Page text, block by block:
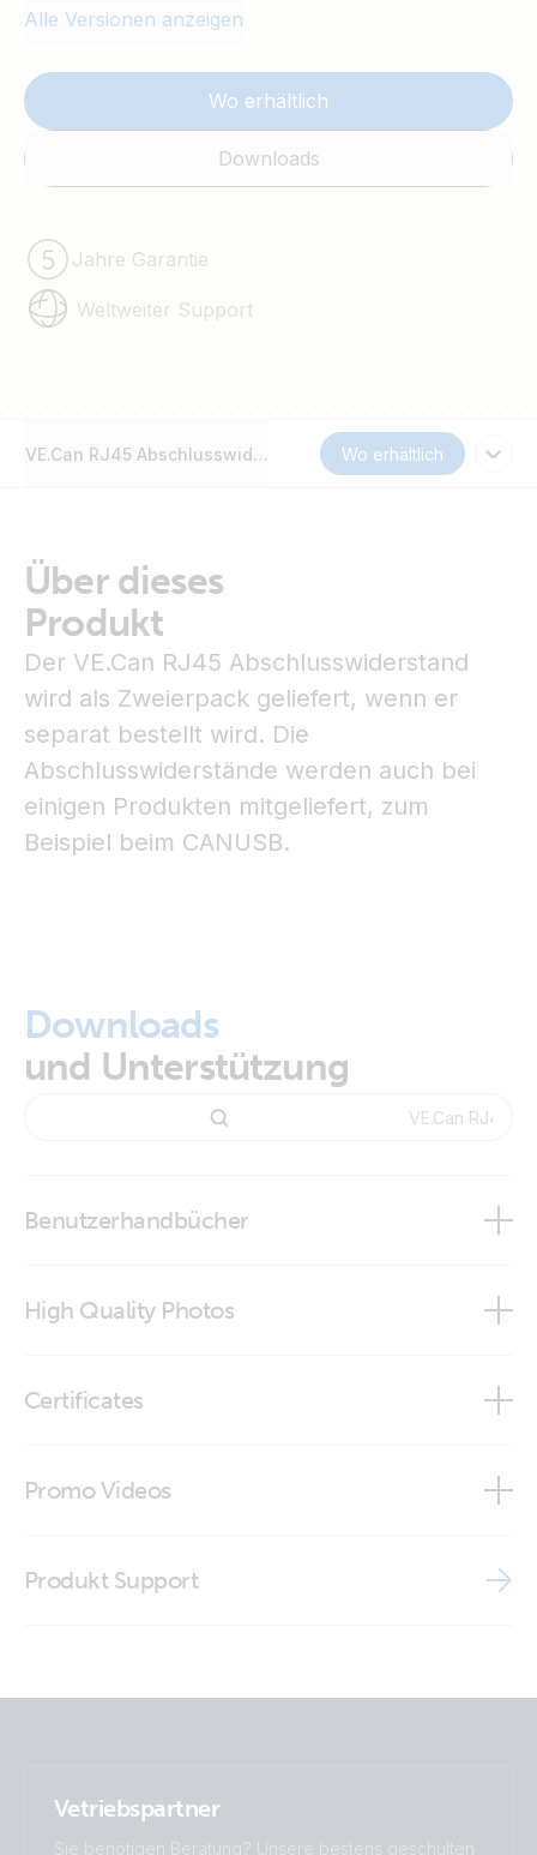
Alle Versionen anzeigen
Wo erhältlich
Downloads
Jahre Garantie
Weltweiter Support
VE.Can RJ45 Abschlusswiderstand Wo erhältlich
Über dieses
Produkt
Der VE.Can RJ45 Abschlusswiderstand
wird als Zweierpack geliefert, wenn er
separat bestellt wird. Die
Abschlusswiderstände werden auch bei
einigen Produkten mitgeliefert, zum
Beispiel beim CANUSB.
Downloads
und Unterstützung
Benutzerhandbücher
High Quality Photos
Certificates
Promo Videos
Produkt Support
Vetriebspartner
Sie benötigen Beratung? Unsere bestens geschulten